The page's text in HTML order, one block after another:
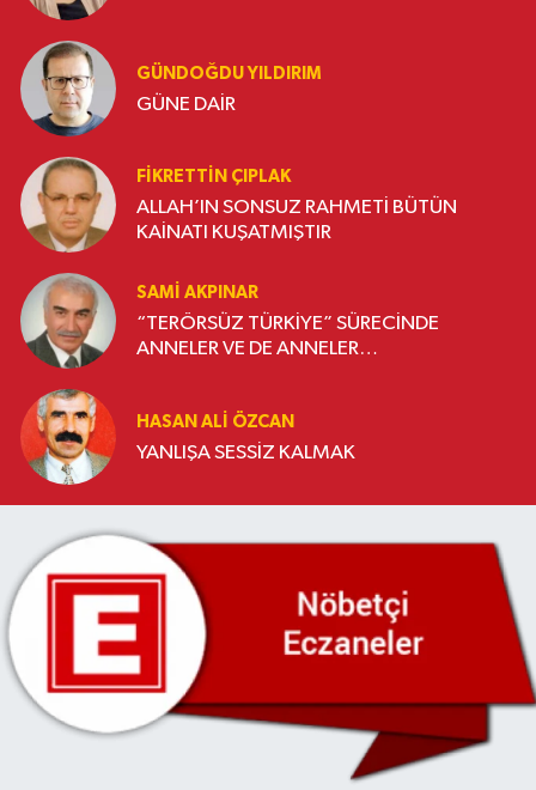
GÜNDOĞDU YILDIRIM
GÜNE DAİR
FIKRETTIN ÇIPLAK
ALLAH’IN SONSUZ RAHMETİ BÜTÜN
KAİNATI KUŞATMIŞTIR
SAMI AKPINAR
“TERÖRSÜZ TÜRKİYE” SÜRECİNDE
ANNELER VE DE ANNELER…
HASAN ALI ÖZCAN
YANLIŞA SESSİZ KALMAK